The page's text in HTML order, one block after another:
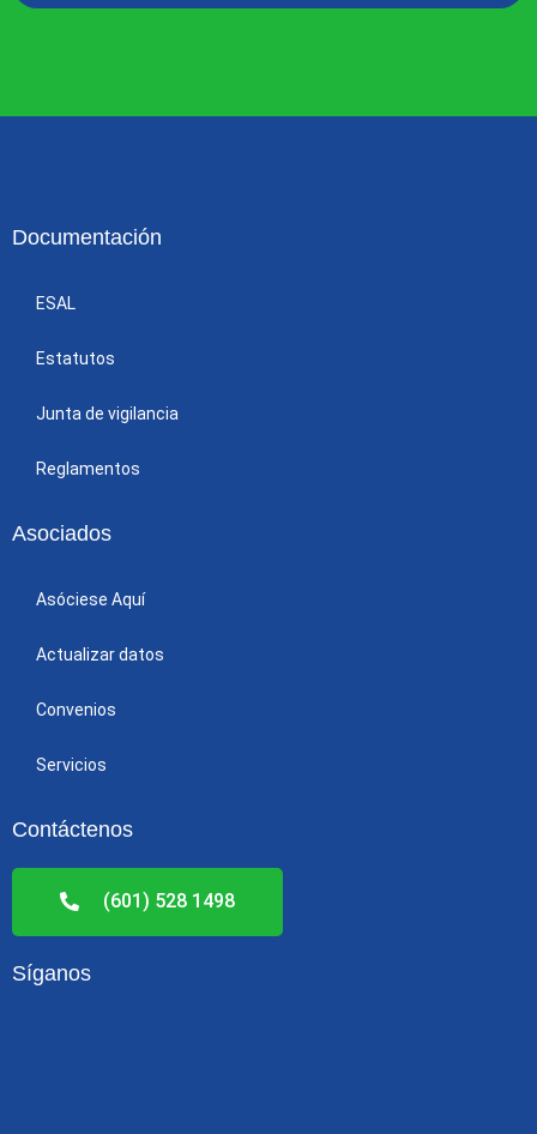
Documentación
ESAL
Estatutos
Junta de vigilancia
Reglamentos
Asociados
Asóciese Aquí
Actualizar datos
Convenios
Servicios
Contáctenos
(601) 528 1498
Síganos